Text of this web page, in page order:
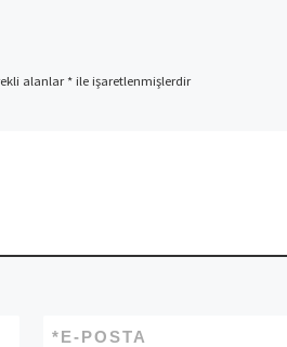
alanlar*ile işaretlenmişlerdir
E-POSTA
*